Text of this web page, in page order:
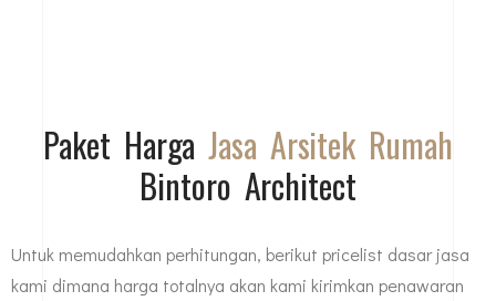
Paket HargaJasa Arsitek Rumah
Bintoro Architect
Untuk memudahkan perhitungan, berikut pricelist dasar jasa
kami dimana harga totalnya akan kami kirimkan penawaran